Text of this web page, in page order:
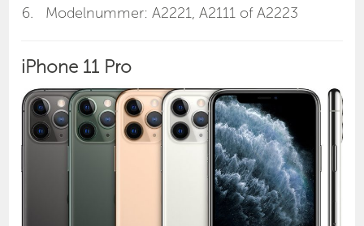
Modelnummer: A2221, A2111 of A2223
iPhone 11 Pro